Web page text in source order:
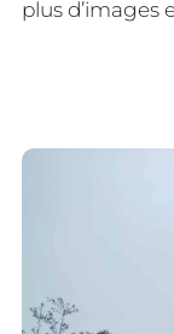
plus d’images